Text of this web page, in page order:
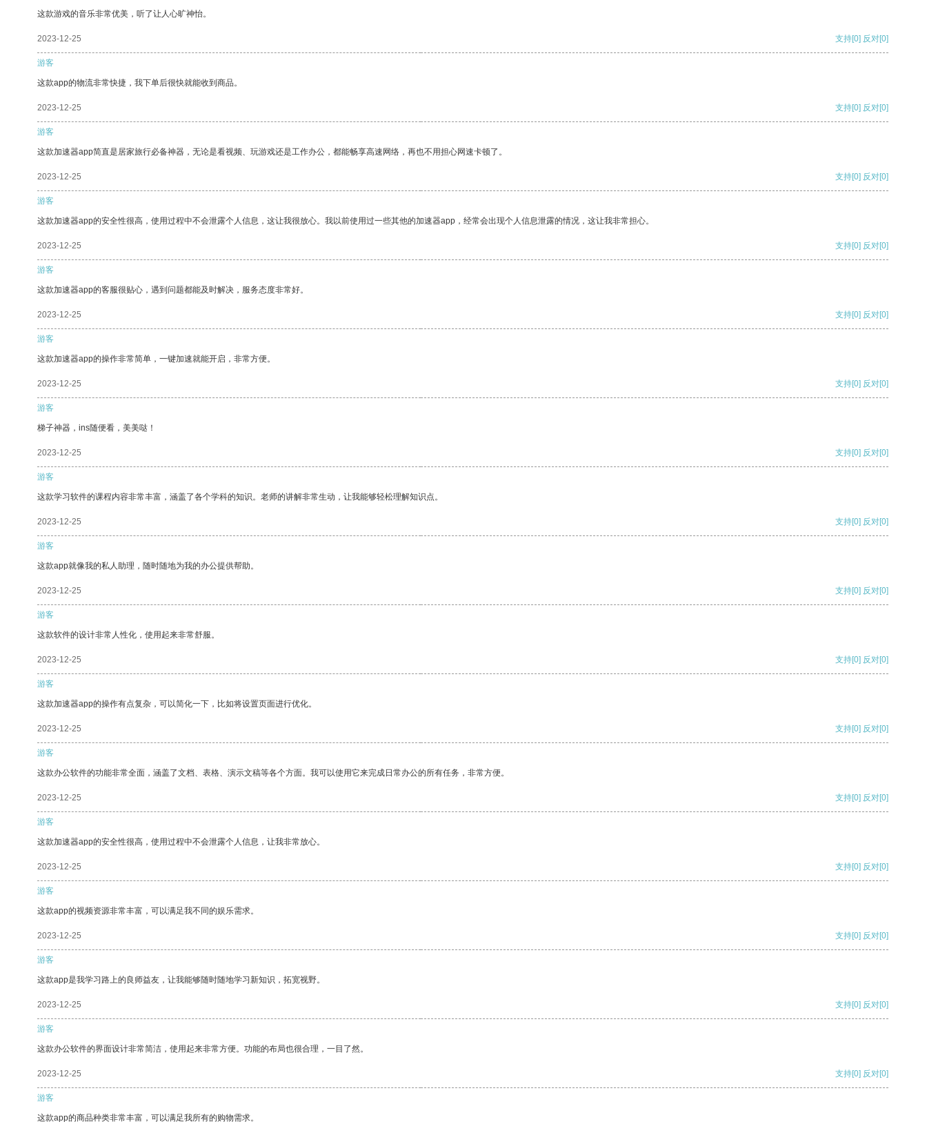
这款游戏的音乐非常优美，听了让人心旷神怡。
2023-12-25 支持[0] 反对[0]
游客
这款app的物流非常快捷，我下单后很快就能收到商品。
2023-12-25 支持[0] 反对[0]
游客
这款加速器app简直是居家旅行必备神器，无论是看视频、玩游戏还是工作办公，都能畅享高速网络，再也不用担心网速卡顿了。
2023-12-25 支持[0] 反对[0]
游客
这款加速器app的安全性很高，使用过程中不会泄露个人信息，这让我很放心。我以前使用过一些其他的加速器app，经常会出现个人信息泄露的情况，这让我非常担心。
2023-12-25 支持[0] 反对[0]
游客
这款加速器app的客服很贴心，遇到问题都能及时解决，服务态度非常好。
2023-12-25 支持[0] 反对[0]
游客
这款加速器app的操作非常简单，一键加速就能开启，非常方便。
2023-12-25 支持[0] 反对[0]
游客
梯子神器，ins随便看，美美哒！
2023-12-25 支持[0] 反对[0]
游客
这款学习软件的课程内容非常丰富，涵盖了各个学科的知识。老师的讲解非常生动，让我能够轻松理解知识点。
2023-12-25 支持[0] 反对[0]
游客
这款app就像我的私人助理，随时随地为我的办公提供帮助。
2023-12-25 支持[0] 反对[0]
游客
这款软件的设计非常人性化，使用起来非常舒服。
2023-12-25 支持[0] 反对[0]
游客
这款加速器app的操作有点复杂，可以简化一下，比如将设置页面进行优化。
2023-12-25 支持[0] 反对[0]
游客
这款办公软件的功能非常全面，涵盖了文档、表格、演示文稿等各个方面。我可以使用它来完成日常办公的所有任务，非常方便。
2023-12-25 支持[0] 反对[0]
游客
这款加速器app的安全性很高，使用过程中不会泄露个人信息，让我非常放心。
2023-12-25 支持[0] 反对[0]
游客
这款app的视频资源非常丰富，可以满足我不同的娱乐需求。
2023-12-25 支持[0] 反对[0]
游客
这款app是我学习路上的良师益友，让我能够随时随地学习新知识，拓宽视野。
2023-12-25 支持[0] 反对[0]
游客
这款办公软件的界面设计非常简洁，使用起来非常方便。功能的布局也很合理，一目了然。
2023-12-25 支持[0] 反对[0]
游客
这款app的商品种类非常丰富，可以满足我所有的购物需求。